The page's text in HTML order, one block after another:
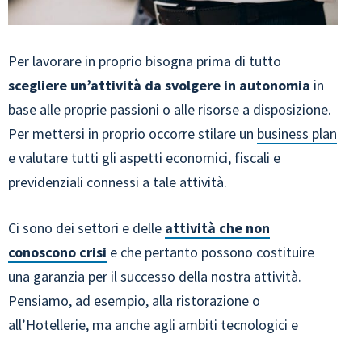
Per lavorare in proprio bisogna prima di tutto
scegliere un’attività da svolgere in autonomia in
base alle proprie passioni o alle risorse a disposizione.
Per mettersi in proprio occorre stilare un business plan
e valutare tutti gli aspetti economici, fiscali e
previdenziali connessi a tale attività.
Ci sono dei settori e delle attività che non
conoscono crisi e che pertanto possono costituire
una garanzia per il successo della nostra attività.
Pensiamo, ad esempio, alla ristorazione o
all’Hotellerie, ma anche agli ambiti tecnologici e